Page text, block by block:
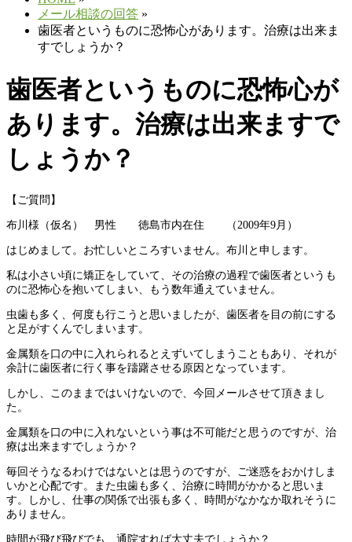
メール相談の回答 »
歯医者というものに恐怖心があります。治療は出来ま
すでしょうか？
歯医者というものに恐怖心が
あります。治療は出来ますで
しょうか？
【ご質問】
布川様（仮名） 男性 徳島市内在住 （2009年9月）
はじめまして。お忙しいところすいません。布川と申します。
私は小さい頃に矯正をしていて、その治療の過程で歯医者というも
のに恐怖心を抱いてしまい、もう数年通えていません。
虫歯も多く、何度も行こうと思いましたが、歯医者を目の前にする
と足がすくんでしまいます。
金属類を口の中に入れられるとえずいてしまうこともあり、それが
余計に歯医者に行く事を躊躇させる原因となっています。
しかし、このままではいけないので、今回メールさせて頂きまし
た。
金属類を口の中に入れないという事は不可能だと思うのですが、治
療は出来ますでしょうか？
毎回そうなるわけではないとは思うのですが、ご迷惑をおかけしま
いかと心配です。また虫歯も多く、治療に時間がかかると思いま
す。しかし、仕事の関係で出張も多く、時間がなかなか取れそうに
ありません。
時間が飛び飛びでも、通院すれば大丈夫でしょうか？